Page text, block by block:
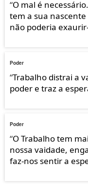
“O mal é
tem a sua
não poderia
Poder
“Trabalho distrai a
poder e traz a
Poder
“O Trabalho tem
nossa vaidade,
faz-nos sentir a